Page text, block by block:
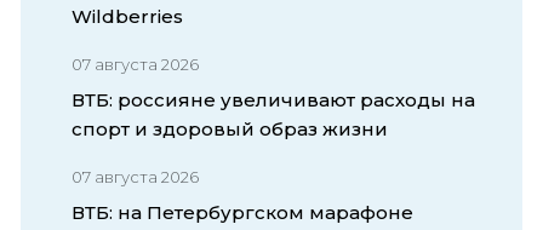
Wildberries
07 августа 2026
ВТБ: россияне увеличивают расходы на
спорт и здоровый образ жизни
07 августа 2026
ВТБ: на Петербургском марафоне